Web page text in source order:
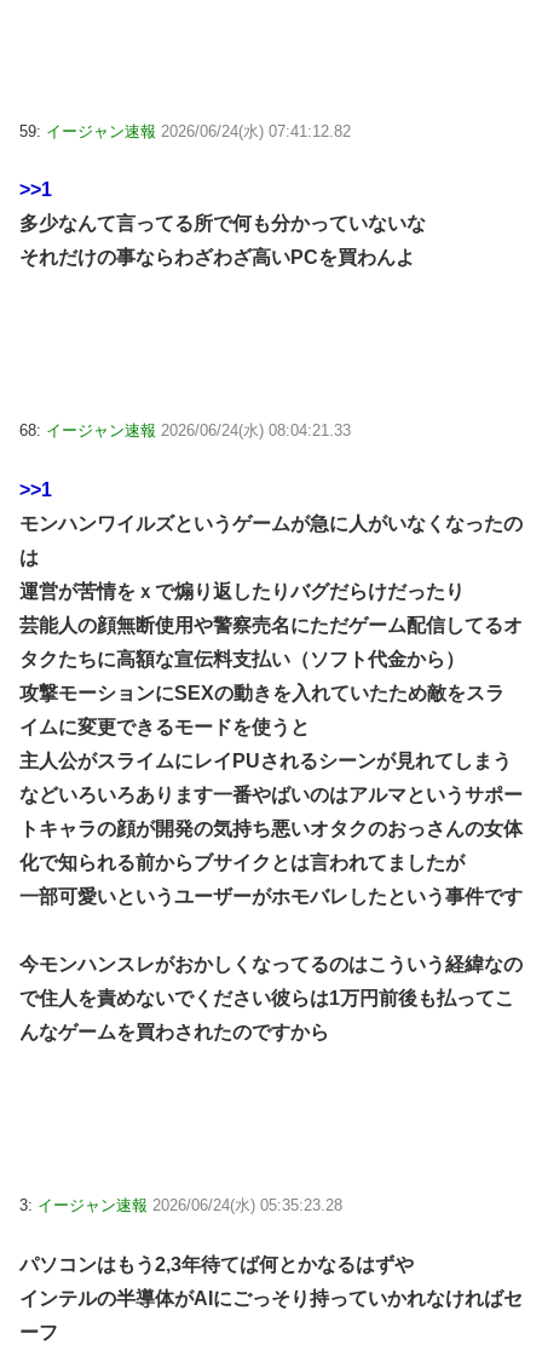
59: イージャン速報 2026/06/24(水) 07:41:12.82
>>1
多少なんて言ってる所で何も分かっていないな
それだけの事ならわざわざ高いPCを買わんよ
68: イージャン速報 2026/06/24(水) 08:04:21.33
>>1
モンハンワイルズというゲームが急に人がいなくなったの
は
運営が苦情をｘで煽り返したりバグだらけだったり
芸能人の顔無断使用や警察売名にただゲーム配信してるオ
タクたちに高額な宣伝料支払い（ソフト代金から）
攻撃モーションにSEXの動きを入れていたため敵をスラ
イムに変更できるモードを使うと
主人公がスライムにレイPUされるシーンが見れてしまう
などいろいろあります一番やばいのはアルマというサポー
トキャラの顔が開発の気持ち悪いオタクのおっさんの女体
化で知られる前からブサイクとは言われてましたが
一部可愛いというユーザーがホモバレしたという事件です
今モンハンスレがおかしくなってるのはこういう経緯なの
で住人を責めないでください彼らは1万円前後も払ってこ
んなゲームを買わされたのですから
3: イージャン速報 2026/06/24(水) 05:35:23.28
パソコンはもう2,3年待てば何とかなるはずや
インテルの半導体がAIにごっそり持っていかれなければセ
ーフ